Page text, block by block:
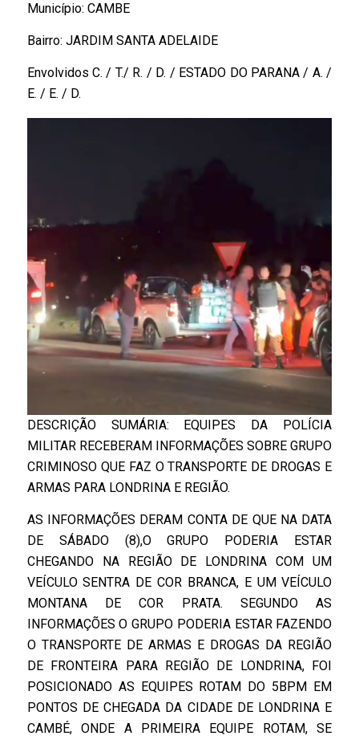
Município: CAMBE
Bairro: JARDIM SANTA ADELAIDE
Envolvidos C. / T./ R. / D. / ESTADO DO PARANA / A. /
E. / E. / D.
DESCRIÇÃO SUMÁRIA: EQUIPES DA POLÍCIA
MILITAR RECEBERAM INFORMAÇÕES SOBRE GRUPO
CRIMINOSO QUE FAZ O TRANSPORTE DE DROGAS E
ARMAS PARA LONDRINA E REGIÃO.
AS INFORMAÇÕES DERAM CONTA DE QUE NA DATA
DE SÁBADO (8),O GRUPO PODERIA ESTAR
CHEGANDO NA REGIÃO DE LONDRINA COM UM
VEÍCULO SENTRA DE COR BRANCA, E UM VEÍCULO
MONTANA DE COR PRATA. SEGUNDO AS
INFORMAÇÕES O GRUPO PODERIA ESTAR FAZENDO
O TRANSPORTE DE ARMAS E DROGAS DA REGIÃO
DE FRONTEIRA PARA REGIÃO DE LONDRINA, FOI
POSICIONADO AS EQUIPES ROTAM DO 5BPM EM
PONTOS DE CHEGADA DA CIDADE DE LONDRINA E
CAMBÉ, ONDE A PRIMEIRA EQUIPE ROTAM, SE